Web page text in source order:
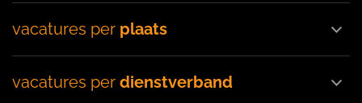
vacatures per plaats
vacatures per dienstverband